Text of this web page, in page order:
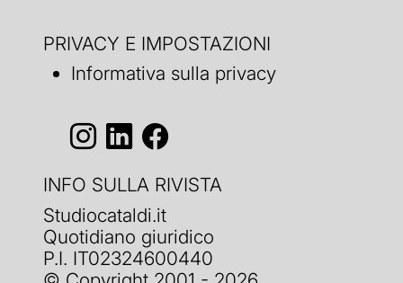
PRIVACY E IMPOSTAZIONI
Informativa sulla privacy
INFO SULLA RIVISTA
Studiocataldi.it
Quotidiano giuridico
P.I. IT02324600440